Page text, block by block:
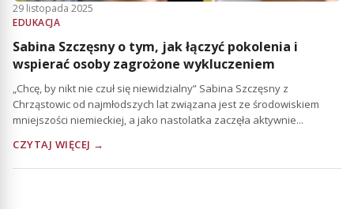
29 listopada 2025
EDUKACJA
Sabina Szczęsny o tym, jak łączyć pokolenia i
wspierać osoby zagrożone wykluczeniem
„Chcę, by nikt nie czuł się niewidzialny” Sabina Szczęsny z
Chrząstowic od najmłodszych lat związana jest ze środowiskiem
mniejszości niemieckiej, a jako nastolatka zaczęła aktywnie...
CZYTAJ WIĘCEJ →